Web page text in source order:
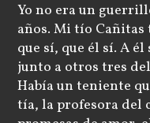
Yo no era un
años. Mi tío Cañitas
que sí, que él sí. A
junto a otros tres
Había un teniente
tía, la profesora del